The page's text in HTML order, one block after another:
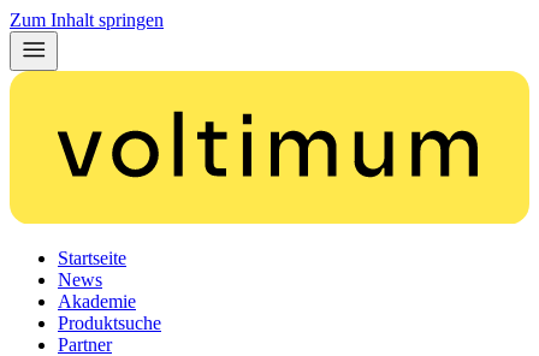
Zum Inhalt springen
Startseite
News
Akademie
Produktsuche
Partner